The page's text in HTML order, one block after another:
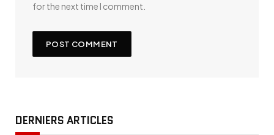
for the next time I comment.
DERNIERS ARTICLES